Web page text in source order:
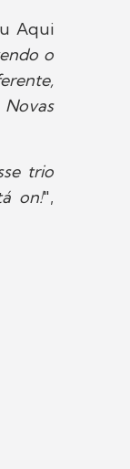
Aqui
o
trio
on!",